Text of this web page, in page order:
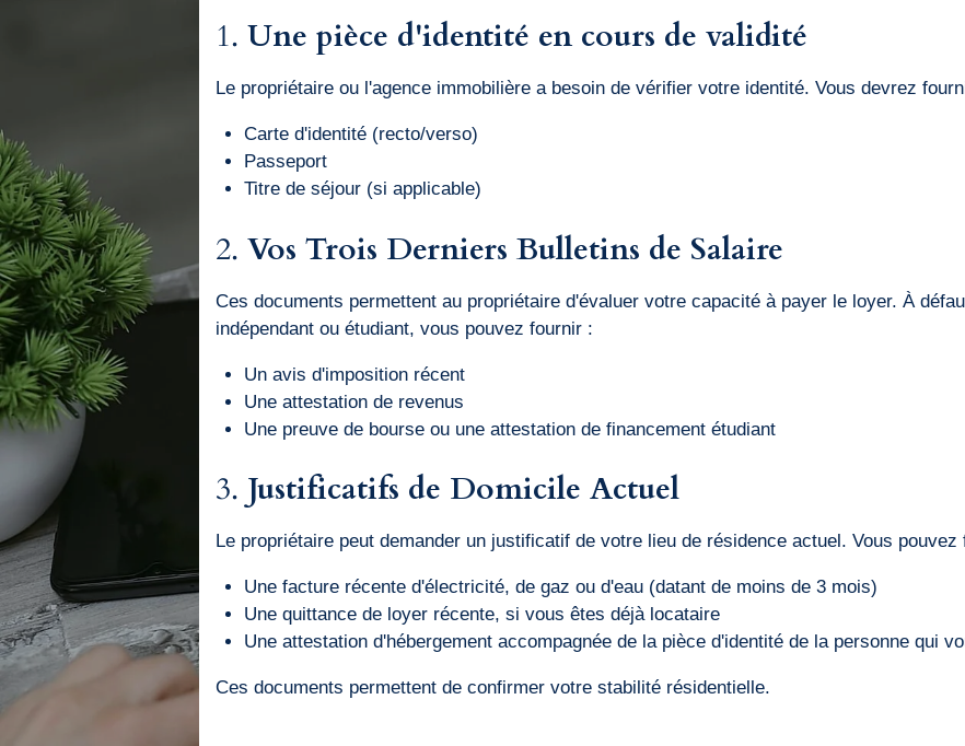
1. Une pièce d'identité en cours de validité
Le propriétaire ou l'agence immobilière a besoin de vérifier votre identité. Vous devrez
Carte d'identité (recto/verso)
Passeport
Titre de séjour (si applicable)
2. Vos Trois Derniers Bulletins de Salaire
Ces documents permettent au propriétaire d'évaluer votre capacité à payer le loyer. À
indépendant ou étudiant, vous pouvez fournir :
Un avis d'imposition récent
Une attestation de revenus
Une preuve de bourse ou une attestation de financement étudiant
3. Justificatifs de Domicile Actuel
Le propriétaire peut demander un justificatif de votre lieu de résidence actuel. Vous pouvez
Une facture récente d'électricité, de gaz ou d'eau (datant de moins de 3 mois)
Une quittance de loyer récente, si vous êtes déjà locataire
Une attestation d'hébergement accompagnée de la pièce d'identité de la personne qui
Ces documents permettent de confirmer votre stabilité résidentielle.